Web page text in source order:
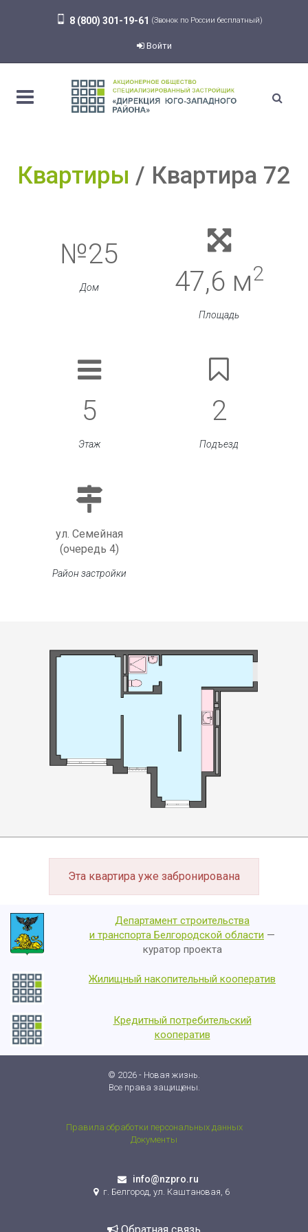
8 (800) 301-19-61 (Звонок по России бесплатный)
Войти
Квартиры Квартира 72
№25
Дом 47,6 м2
Площадь
5
Этаж
2
Подъезд
ул. Семейная
(очередь 4)
Район застройки
Эта квартира уже забронирована
Департамент строительства
и транспорта Белгородской области —
куратор проекта
Жилищный накопительный кооператив
Кредитный потребительский
кооператив
© 2026 - Новая жизнь.
Все права защищены.
Правила обработки персональных данных
Документы
info@nzpro.ru
г. Белгород, ул. Каштановая, 6
Обратная связь